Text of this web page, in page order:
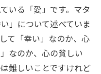
いる「愛」です。マタ
」について述べていま
て「幸い」なのか、心
なのか、心の貧しい
難しいことですけれど